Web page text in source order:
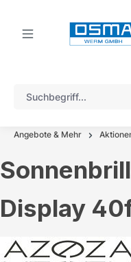
Angebote & Mehr
Display